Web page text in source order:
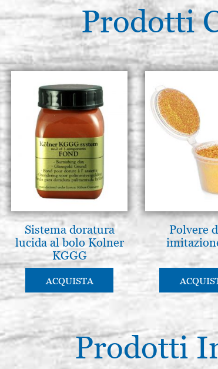
Prodotti
Sistema doratura
lucida al bolo Kolner
KGGG
ACQUISTA
Polvere
Prodotti